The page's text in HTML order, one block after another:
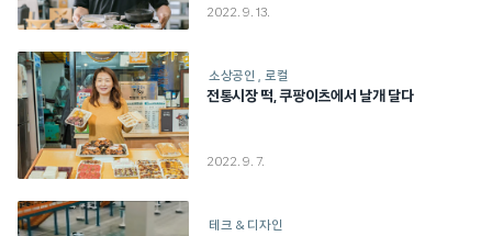
2022. 9. 13.
소상공인 로컬
전통시장 떡, 쿠팡이츠에서 날개 달다
2022. 9. 7.
테크 & 디자인